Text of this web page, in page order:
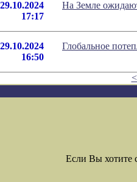
29.10.2024
17:17
На Земле
29.10.2024
16:50
Глобальное
Если Вы хотите